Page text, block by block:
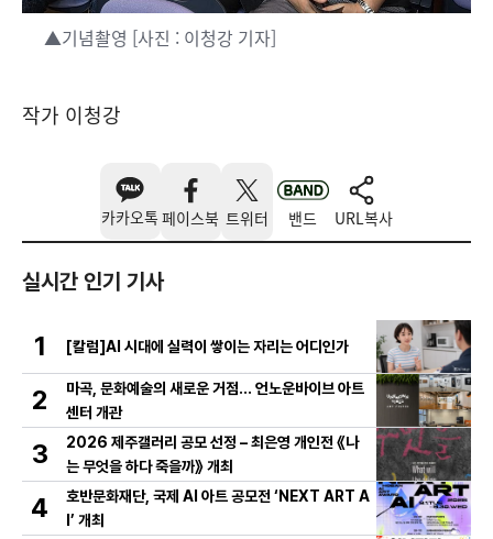
▲기념촬영 [사진 : 이청강 기자]
작가 이청강
카카오톡 페이스북 트위터 밴드 URL복사
실시간 인기 기사
1 [칼럼]AI 시대에 실력이 쌓이는 자리는 어디인가
2
마곡, 문화예술의 새로운 거점… 언노운바이브 아트
센터 개관
3
2026 제주갤러리 공모 선정 – 최은영 개인전 《나
는 무엇을 하다 죽을까》 개최
4
호반문화재단, 국제 AI 아트 공모전 ‘NEXT ART A
I’ 개최